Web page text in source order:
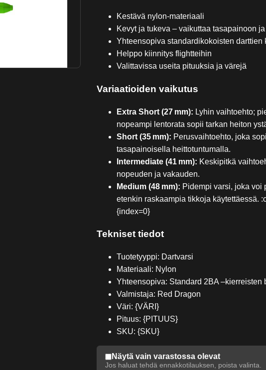
Kestävä nylon‑materiaali
Kevyt ja tukeva – vaikuttaa tasapainoon
Yhteensopiva standardikokoisten darttien
Helppo kiinnitys flightteihin
Valittavissa useita pituuksia ja värejä
Variaatioiden vaikutus
Extra Short (27 mm): Lyhin vaihtoehto;
nopeampi lentorata sopii tarkan heiton
Short (35 mm): Perusvaihtoehto, joka
tasapainoisella heittotuntumalla.
Intermediate (41 mm): Keskipitkä
nopeuden ja vakauden.
Medium (48 mm): Pidempi varsi, joka voi
etenkin raskaampia tikkoja käytettäessä.
{index=0}
Tekniset tiedot
Tuotetyyppi: Dartvarsi
Materiaali: Nylon
Yhteensopiva: Standard 2BA –kierreisten
Valmistaja: Red Dragon
Väri: {VÄRI}
Pituus: {PITUUS}
SKU: {SKU}
Näytä vain varastossa olevat
Jos haluat tehdä ennakkotilauksen, poista valinta.